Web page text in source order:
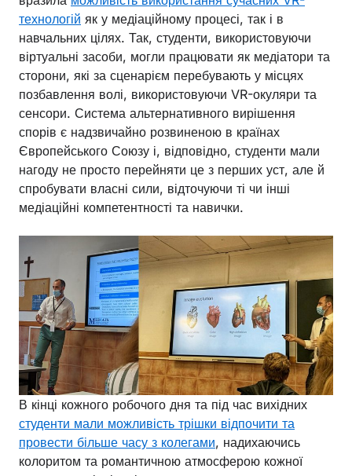
технологій як у медіаційному процесі, так і в
навчальних цілях. Так, студенти, використовуючи
віртуальні засоби, могли працювати як медіатори та
сторони, які за сценарієм перебувають у місцях
позбавлення волі, використовуючи VR-окуляри та
сенсори. Система альтернативного вирішення
спорів є надзвичайно розвиненою в країнах
Європейського Союзу і, відповідно, студенти мали
нагоду не просто перейняти це з перших уст, але й
спробувати власні сили, відточуючи ті чи інші
медіаційні компетентності та навички.
В кінці кожного робочого дня та під час вихідних
студенти мали можливість трішки відпочити та
провести більше часу з колегами, надихаючись
колоритом та романтичною атмосферою кожної